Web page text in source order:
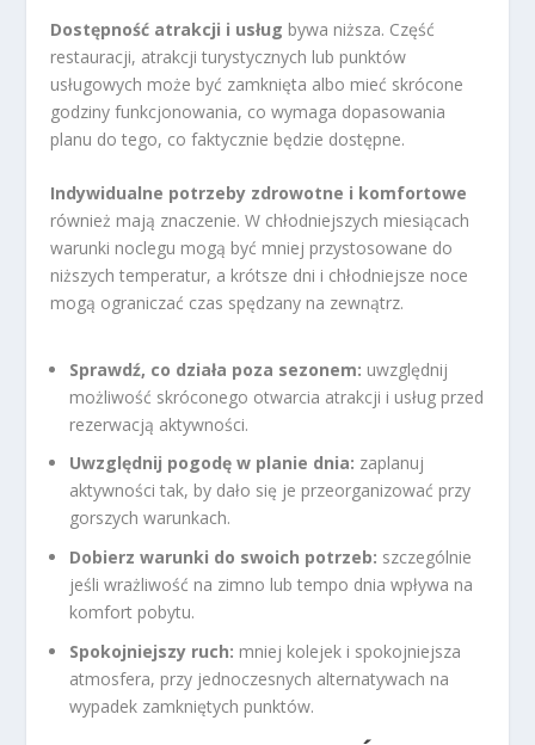
Dostępność atrakcji i usług bywa niższa. Część
restauracji, atrakcji turystycznych lub punktów
usługowych może być zamknięta albo mieć skrócone
godziny funkcjonowania, co wymaga dopasowania
planu do tego, co faktycznie będzie dostępne.
Indywidualne potrzeby zdrowotne i komfortowe
również mają znaczenie. W chłodniejszych miesiącach
warunki noclegu mogą być mniej przystosowane do
niższych temperatur, a krótsze dni i chłodniejsze noce
mogą ograniczać czas spędzany na zewnątrz.
Sprawdź, co działa poza sezonem: uwzględnij
możliwość skróconego otwarcia atrakcji i usług przed
rezerwacją aktywności.
Uwzględnij pogodę w planie dnia: zaplanuj
aktywności tak, by dało się je przeorganizować przy
gorszych warunkach.
Dobierz warunki do swoich potrzeb: szczególnie
jeśli wrażliwość na zimno lub tempo dnia wpływa na
komfort pobytu.
Spokojniejszy ruch: mniej kolejek i spokojniejsza
atmosfera, przy jednoczesnych alternatywach na
wypadek zamkniętych punktów.